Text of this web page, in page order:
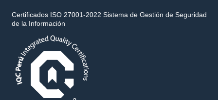
Certificados ISO 27001-2022 Sistema de Gestión de Seguridad
de la Información